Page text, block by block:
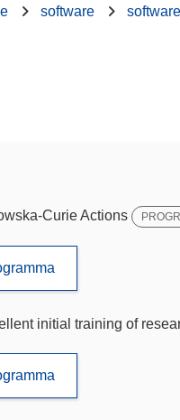
software
Curie Actions
initial training of